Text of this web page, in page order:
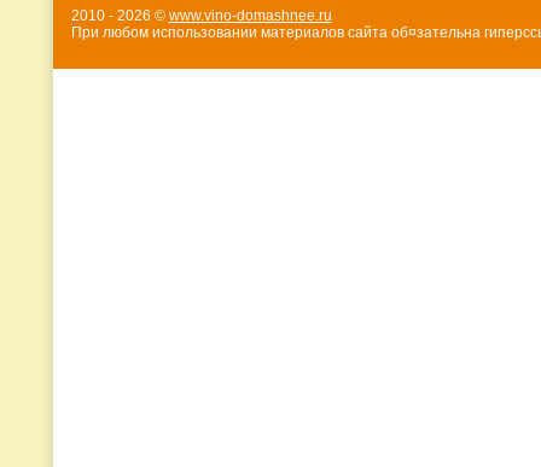
2010 - 2026 © www.vino-domashnee.ru
При любом использовании материалов сайта об¤зательна